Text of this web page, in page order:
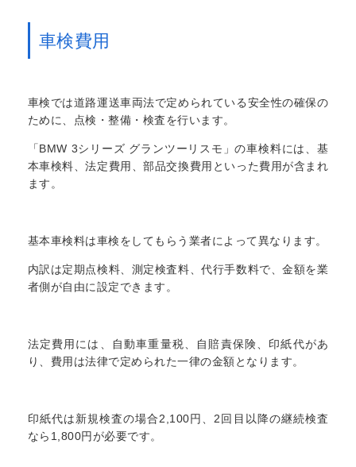
車検費用
車検では道路運送車両法で定められている安全性の確保の
ために、点検・整備・検査を行います。
「BMW 3シリーズ グランツーリスモ」の車検料には、基
本車検料、法定費用、部品交換費用といった費用が含まれ
ます。
基本車検料は車検をしてもらう業者によって異なります。
内訳は定期点検料、測定検査料、代行手数料で、金額を業
者側が自由に設定できます。
法定費用には、自動車重量税、自賠責保険、印紙代があ
り、費用は法律で定められた一律の金額となります。
印紙代は新規検査の場合2,100円、2回目以降の継続検査
なら1,800円が必要です。